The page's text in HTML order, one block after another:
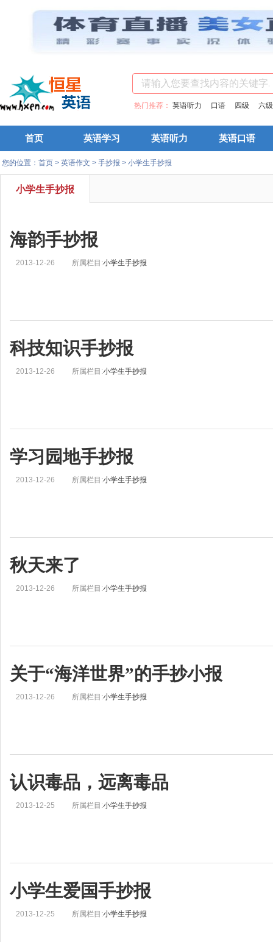
热门推荐： 英语听力 口语 四级 六级
首页 英语学习 英语听力 英语口语
您的位置： 首页 > 英语作文 > 手抄报 > 小学生手抄报
小学生手抄报
海韵手抄报
2013-12-26 所属栏目:小学生手抄报
科技知识手抄报
2013-12-26 所属栏目:小学生手抄报
学习园地手抄报
2013-12-26 所属栏目:小学生手抄报
秋天来了
2013-12-26 所属栏目:小学生手抄报
关于“海洋世界”的手抄小报
2013-12-26 所属栏目:小学生手抄报
认识毒品，远离毒品
2013-12-25 所属栏目:小学生手抄报
小学生爱国手抄报
2013-12-25 所属栏目:小学生手抄报